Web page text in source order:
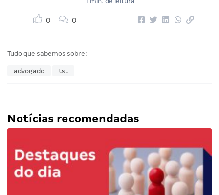
0 0
Tudo que sabemos sobre:
advogado tst
Notícias recomendadas